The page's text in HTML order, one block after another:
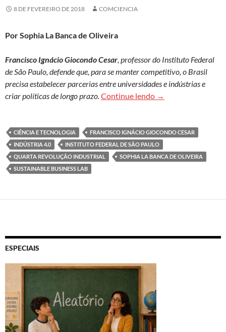
8 DE FEVEREIRO DE 2018 COMCIENCIA
Por Sophia La Banca de Oliveira
Francisco Ignácio Giocondo Cesar, professor do Instituto Federal
de São Paulo, defende que, para se manter competitivo, o Brasil
precisa estabelecer parcerias entre universidades e indústrias e
criar políticas de longo prazo.Continue lendo Política
→
CIÊNCIA E TECNOLOGIA
FRANCISCO IGNÁCIO GIOCONDO CESAR
INDÚSTRIA 4.0
INSTITUTO FEDERAL DE SÃO PAULO
QUARTA REVOLUÇÃO INDUSTRIAL
SOPHIA LA BANCA DE OLIVEIRA
SUSTAINABLE BUSINESS LAB
ESPECIAIS